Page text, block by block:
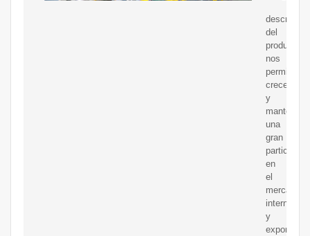
del
nos
permite
crecer
y
mantener
una
gran
en
el
mercado
interno
y
exportar